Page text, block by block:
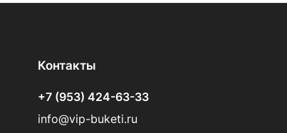
Контакты
+7 (953) 424-63-33
info@vip-buketi.ru